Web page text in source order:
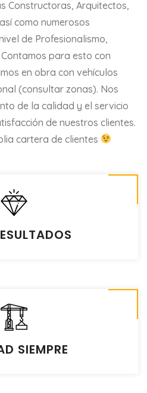
Constructoras, Arquitectos,
como numerosos
de Profesionalismo,
para esto con
en obra con vehículos
(consultar zonas). Nos
de la calidad y el servicio
de nuestros clientes.
cartera de clientes
SIEMPRE